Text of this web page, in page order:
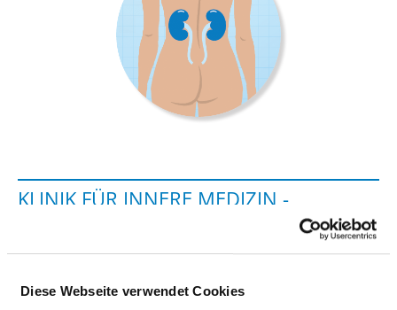
Diese Webseite verwendet Cookies
KLINIK FÜR INNERE MEDIZIN -
10249 Berlin